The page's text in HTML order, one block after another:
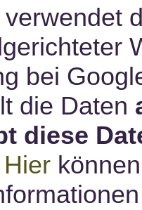
bei
die Daten
diese
Hier